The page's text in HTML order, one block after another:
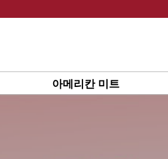
아메리칸 미트